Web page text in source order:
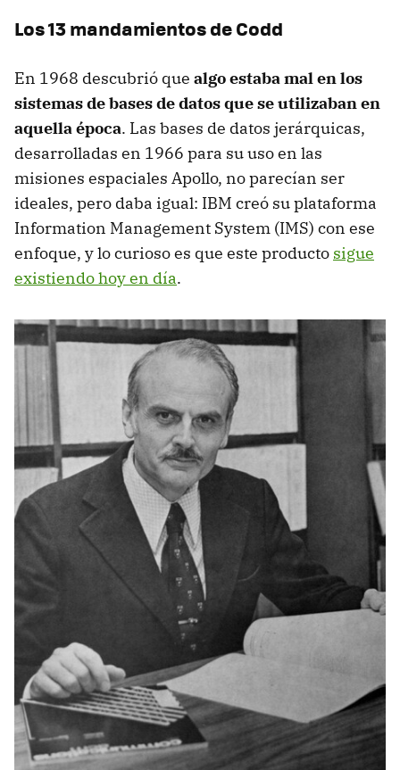
Los 13 mandamientos de Codd
En 1968 descubrió que algo estaba mal en los
sistemas de bases de datos que se utilizaban en
aquella época. Las bases de datos jerárquicas,
desarrolladas en 1966 para su uso en las
misiones espaciales Apollo, no parecían ser
ideales, pero daba igual: IBM creó su plataforma
Information Management System (IMS) con ese
enfoque, y lo curioso es que este producto sigue
existiendo hoy en día.